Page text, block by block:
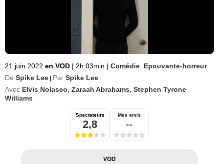
21 juin 2022 en VOD | 2h 03min | Comédie Epouvante-horreur
De Spike Lee Par Spike Lee
Avec Elvis Nolasco Zaraah Abrahams Stephen Tyrone
Williams
Spectateurs
2,8
Mes amis
--
VOD